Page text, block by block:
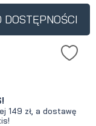
DOSTĘPNOŚCI
149 zł, a dostawę